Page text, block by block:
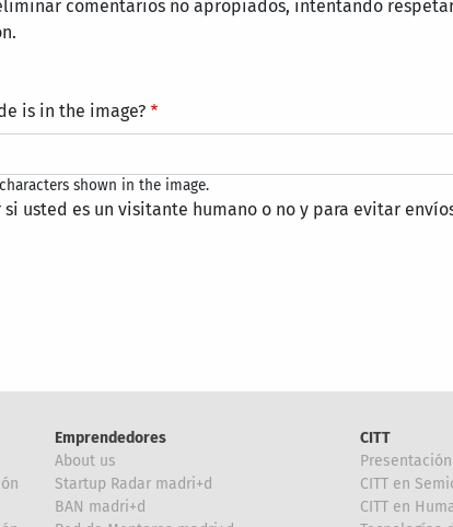
comentarios no apropiados, intentando
is in the image?
shown in the image.
usted es un visitante humano o no y para evitar
Emprendedores
About us
Startup Radar madri+d
BAN madri+d
CITT
Presentación
CITT en
CITT en